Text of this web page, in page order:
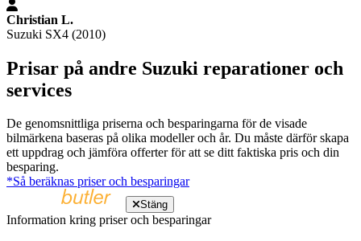
Christian L.
Suzuki SX4 (2010)
Prisar på andre Suzuki reparationer och
services
De genomsnittliga priserna och besparingarna för de visade
bilmärkena baseras på olika modeller och år. Du måste därför skapa
ett uppdrag och jämföra offerter för att se ditt faktiska pris och din
besparing.
*Så beräknas priser och besparingar
Stäng
Information kring priser och besparingar